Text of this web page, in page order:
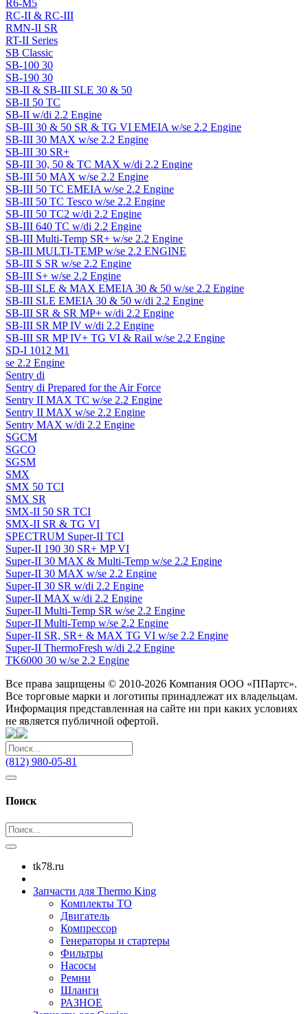
R6-M5
RC-II & RC-III
RMN-II SR
RT-II Series
SB Classic
SB-100 30
SB-190 30
SB-II & SB-III SLE 30 & 50
SB-II 50 TC
SB-II w/di 2.2 Engine
SB-III 30 & 50 SR & TG VI EMEIA w/se 2.2 Engine
SB-III 30 MAX w/se 2.2 Engine
SB-III 30 SR+
SB-III 30, 50 & TC MAX w/di 2.2 Engine
SB-III 50 MAX w/se 2.2 Engine
SB-III 50 TC EMEIA w/se 2.2 Engine
SB-III 50 TC Tesco w/se 2.2 Engine
SB-III 50 TC2 w/di 2.2 Engine
SB-III 640 TC w/di 2.2 Engine
SB-III Multi-Temp SR+ w/se 2.2 Engine
SB-III MULTI-TEMP w/se 2.2 ENGINE
SB-III S SR w/se 2.2 Engine
SB-III S+ w/se 2.2 Engine
SB-III SLE & MAX EMEIA 30 & 50 w/se 2.2 Engine
SB-III SLE EMEIA 30 & 50 w/di 2.2 Engine
SB-III SR & SR MP+ w/di 2.2 Engine
SB-III SR MP IV w/di 2.2 Engine
SB-III SR MP IV+ TG VI & Rail w/se 2.2 Engine
SD-I 1012 M1
se 2.2 Engine
Sentry di
Sentry di Prepared for the Air Force
Sentry II MAX TC w/se 2.2 Engine
Sentry II MAX w/se 2.2 Engine
Sentry MAX w/di 2.2 Engine
SGCM
SGCO
SGSM
SMX
SMX 50 TCI
SMX SR
SMX-II 50 SR TCI
SMX-II SR & TG VI
SPECTRUM Super-II TCI
Super-II 190 30 SR+ MP VI
Super-II 30 MAX & Multi-Temp w/se 2.2 Engine
Super-II 30 MAX w/se 2.2 Engine
Super-II 30 SR w/di 2.2 Engine
Super-II MAX w/di 2.2 Engine
Super-II Multi-Temp SR w/se 2.2 Engine
Super-II Multi-Temp w/se 2.2 Engine
Super-II SR, SR+ & MAX TG VI w/se 2.2 Engine
Super-II ThermoFresh w/di 2.2 Engine
TK6000 30 w/se 2.2 Engine
Все права защищены © 2010-2026 Компания ООО «ППартс».
Все торговые марки и логотипы принадлежат их владельцам.
Информация представленная на сайте ни при каких условиях
не является публичной офертой.
(812) 980-05-81
Поиск
tk78.ru
Запчасти для Thermo King
Комплекты ТО
Двигатель
Компрессор
Генераторы и стартеры
Фильтры
Насосы
Ремни
Шланги
РАЗНОЕ